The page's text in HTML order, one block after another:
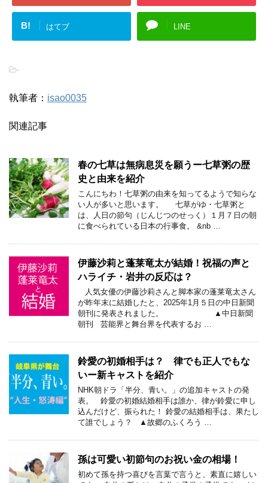
B! はてブ LINE
-
執筆者： isao0035
関連記事
春の七草は無病息災を願うー七草粥の歴
史と由来を紹介
こんにちわ！七草粥の由来を知ってるようで知らな
い人が多いと思います。 七草がゆ・七草粥と
は、人日の節句（じんじつのせっく）１月７日の朝
に食べられている日本の行事食。 &nb …
伊藤沙莉と蓬莱竜太が結婚！祝福の声と
ハライチ・岩井の反応は？
人気女優の伊藤沙莉さんと脚本家の蓬莱竜太さん
が昨年末に結婚したと、2025年1月５日の中日新聞
朝刊に発表されました。 ▲中日新聞
朝刊 芸能界と舞台界を代表するお …
鈴愛の初婚相手は？ 律でも正人でもな
いー新キャストを紹介
NHK朝ドラ「半分、青い。」の追加キャストの発
表。 鈴愛の初婚結婚相手は誰か、律が鈴愛に申し
込んだけど、振られた！ 鈴愛の結婚相手は、果たし
て誰でしょう？ ▲故郷のふくろう …
孫は可愛い初節句のお祝い金の相場！
初めて孫を持つ喜びを言葉で言うと、素直に嬉しい